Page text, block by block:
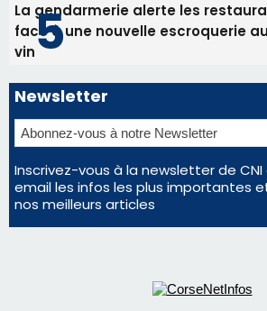
La gendarmerie alerte les
face à une nouvelle escroquerie
vin
Newsletter
Inscrivez-vous à la newsletter de
email les infos les plus importantes
nos meilleurs articles